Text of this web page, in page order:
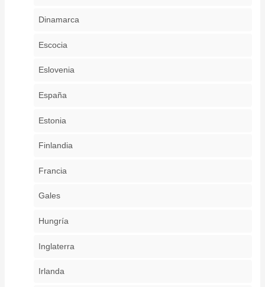
Dinamarca
Escocia
Eslovenia
España
Estonia
Finlandia
Francia
Gales
Hungría
Inglaterra
Irlanda